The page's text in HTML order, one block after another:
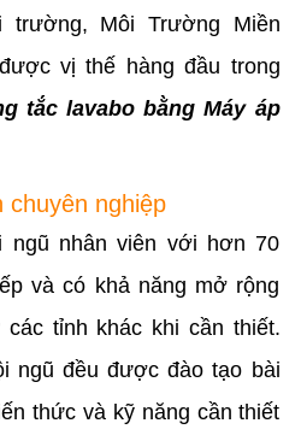
Môi Trường Miền
vị thế hàng đầu trong
tắc lavabo bằng Máy áp
chuyên nghiệp
ngũ nhân viên với hơn 70
và có khả năng mở rộng
tỉnh khác khi cần thiết.
ngũ đều được đào tạo bài
thức và kỹ năng cần thiết